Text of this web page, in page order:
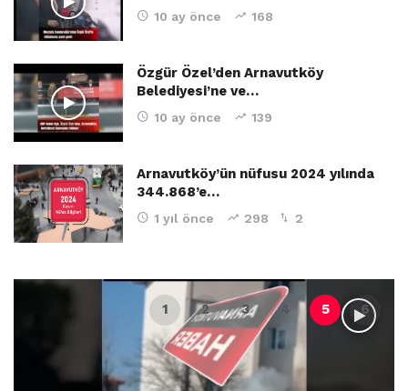
10 ay önce 168
Özgür Özel’den Arnavutköy
Belediyesi’ne ve…
10 ay önce 139
Arnavutköy’ün nüfusu 2024 yılında
344.868’e…
1 yıl önce 298 2